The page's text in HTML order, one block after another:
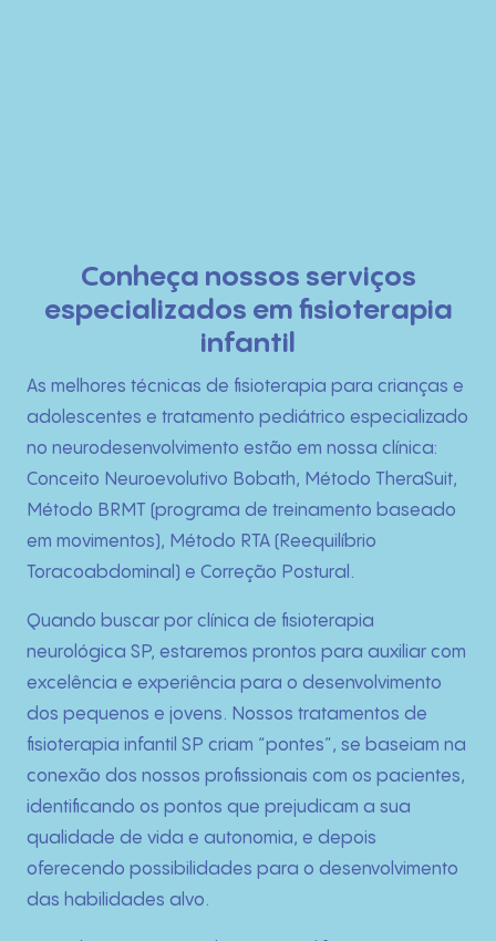
Início
Quem Somos
O que fazemos
Técnicas
Fotos
Blog
Contato
Conheça nossos serviços
especializados em fisioterapia
infantil
As melhores técnicas de fisioterapia para crianças e
adolescentes e tratamento pediátrico especializado
no neurodesenvolvimento estão em nossa clínica:
Conceito Neuroevolutivo Bobath, Método TheraSuit,
Método BRMT (programa de treinamento baseado
em movimentos), Método RTA (Reequilíbrio
Toracoabdominal) e Correção Postural.
Quando buscar por clínica de fisioterapia
neurológica SP, estaremos prontos para auxiliar com
excelência e experiência para o desenvolvimento
dos pequenos e jovens. Nossos tratamentos de
fisioterapia infantil SP criam “pontes”, se baseiam na
conexão dos nossos profissionais com os pacientes,
identificando os pontos que prejudicam a sua
qualidade de vida e autonomia, e depois
oferecendo possibilidades para o desenvolvimento
das habilidades alvo.